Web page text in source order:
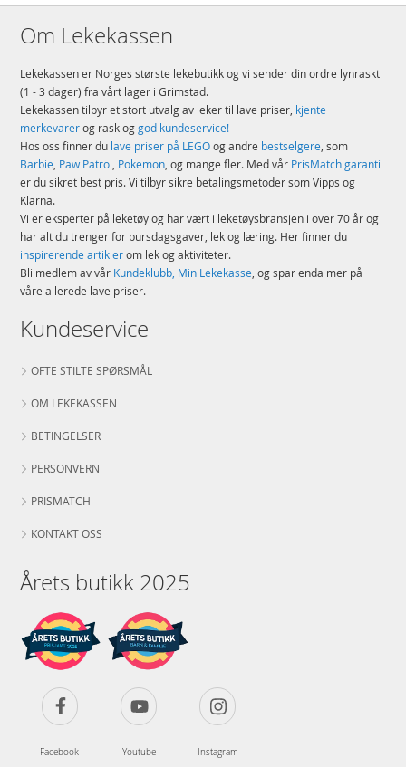
Om Lekekassen
Lekekassen er Norges største lekebutikk og vi sender din ordre lynraskt
(1 - 3 dager) fra vårt lager i Grimstad.
Lekekassen tilbyr et stort utvalg av leker til lave priser, kjente
merkevarerog rask oggod kundeservice!
Hos oss finner du lave priser på LEGOog andre bestselgere, som
Barbie, Paw Patrol, Pokemon, og mange fler. Med vår PrisMatch garanti
er du sikret best pris. Vi tilbyr sikre betalingsmetoder som Vipps og
Klarna.
Vi er eksperter på leketøy og har vært i leketøysbransjen i over 70 år og
har alt du trenger for bursdagsgaver, lek og læring. Her finner du
inspirerende artiklerom lek og aktiviteter.
Bli medlem av vår Kundeklubb, Min Lekekasse, og spar enda mer på
våre allerede lave priser.
Kundeservice
OFTE STILTE SPØRSMÅL
OM LEKEKASSEN
BETINGELSER
PERSONVERN
PRISMATCH
KONTAKT OSS
Årets butikk 2025
Facebook Youtube Instagram